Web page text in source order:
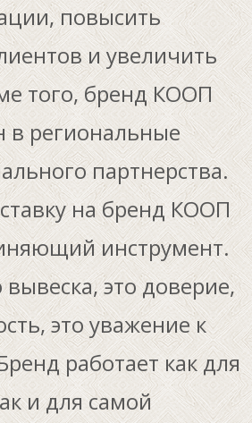
повысить
и увеличить
того, бренд КООП
в региональные
партнерства.
на бренд КООП
инструмент.
это доверие,
это уважение к
работает как для
и для самой